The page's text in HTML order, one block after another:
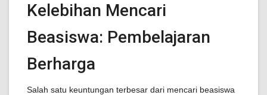
Kelebihan Mencari
Beasiswa: Pembelajaran
Berharga
Salah satu keuntungan terbesar dari mencari beasiswa